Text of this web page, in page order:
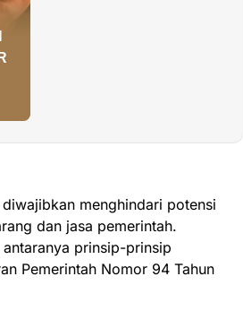
menghindari potensi
dan jasa pemerintah.
prinsip-prinsip
Pemerintah Nomor 94 Tahun